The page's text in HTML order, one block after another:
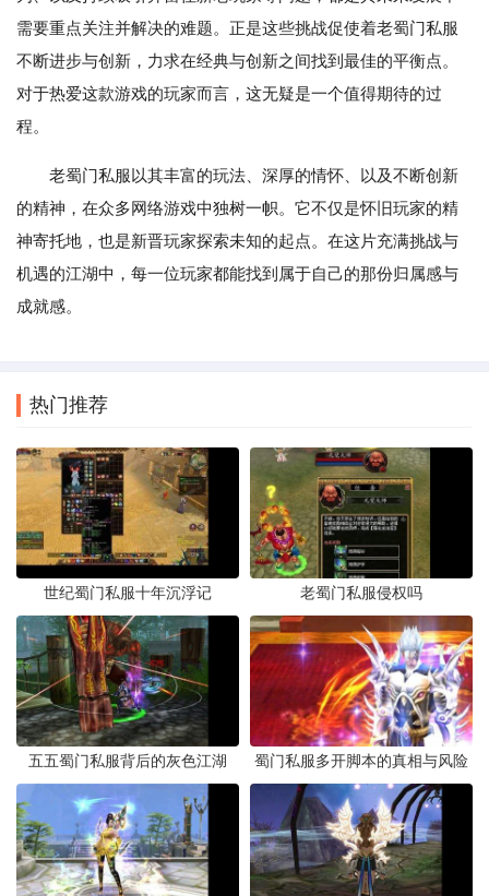
需要重点关注并解决的难题。正是这些挑战促使着老蜀门私服
不断进步与创新，力求在经典与创新之间找到最佳的平衡点。
对于热爱这款游戏的玩家而言，这无疑是一个值得期待的过
程。
老蜀门私服以其丰富的玩法、深厚的情怀、以及不断创新
的精神，在众多网络游戏中独树一帜。它不仅是怀旧玩家的精
神寄托地，也是新晋玩家探索未知的起点。在这片充满挑战与
机遇的江湖中，每一位玩家都能找到属于自己的那份归属感与
成就感。
热门推荐
世纪蜀门私服十年沉浮记 老蜀门私服侵权吗
五五蜀门私服背后的灰色江湖 蜀门私服多开脚本的真相与风险